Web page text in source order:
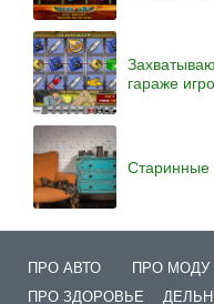
гараже
Старинные
ПРО АВТО ПРО МОДУ
ПРО ЗДОРОВЬЕ